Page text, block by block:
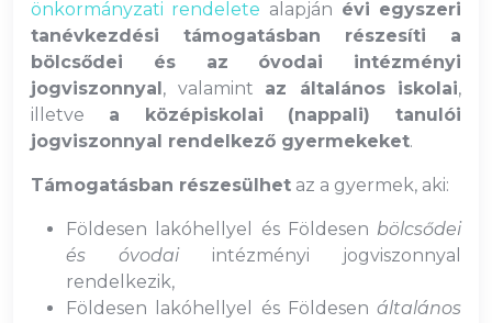
önkormányzati rendelete alapján évi egyszeri
tanévkezdési támogatásban részesíti a
bölcsődei és az óvodai intézményi
jogviszonnyal, valamint az általános iskolai,
illetve a középiskolai (nappali) tanulói
jogviszonnyal rendelkező gyermekeket.
Támogatásban részesülhet az a gyermek, aki:
Földesen lakóhellyel és Földesen bölcsődei
és óvodaiintézményi jogviszonnyal
rendelkezik,
Földesen lakóhellyel és Földesen általános